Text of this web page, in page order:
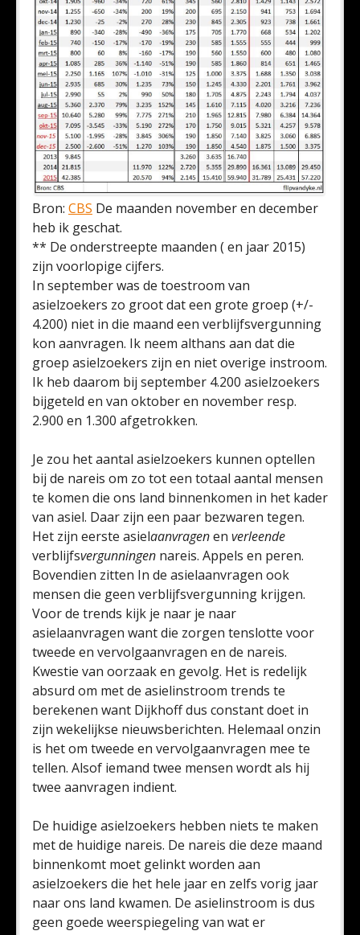
Bron: CBS De maanden november en december
heb ik geschat.
** De onderstreepte maanden ( en jaar 2015)
zijn voorlopige cijfers.
In september was de toestroom van
asielzoekers zo groot dat een grote groep (+/-
4.200) niet in die maand een verblijfsvergunning
kon aanvragen. Ik neem althans aan dat die
groep asielzoekers zijn en niet overige instroom.
Ik heb daarom bij september 4.200 asielzoekers
bijgeteld en van oktober en november resp.
2.900 en 1.300 afgetrokken.
Je zou het aantal asielzoekers kunnen optellen
bij de nareis om zo tot een totaal aantal mensen
te komen die ons land binnenkomen in het kader
van asiel. Daar zijn een paar bezwaren tegen.
Het zijn eerste asielaanvragenen verleende
verblijfsvergunningen nareis. Appels en peren.
Bovendien zitten In de asielaanvragen ook
mensen die geen verblijfsvergunning krijgen.
Voor de trends kijk je naar je naar
asielaanvragen want die zorgen tenslotte voor
tweede en vervolgaanvragen en de nareis.
Kwestie van oorzaak en gevolg. Het is redelijk
absurd om met de asielinstroom trends te
berekenen want Dijkhoff dus constant doet in
zijn wekelijkse nieuwsberichten. Helemaal onzin
is het om tweede en vervolgaanvragen mee te
tellen. Alsof iemand twee mensen wordt als hij
twee aanvragen indient.
De huidige asielzoekers hebben niets te maken
met de huidige nareis. De nareis die deze maand
binnenkomt moet gelinkt worden aan
asielzoekers die het hele jaar en zelfs vorig jaar
naar ons land kwamen. De asielinstroom is dus
geen goede weerspiegeling van wat er